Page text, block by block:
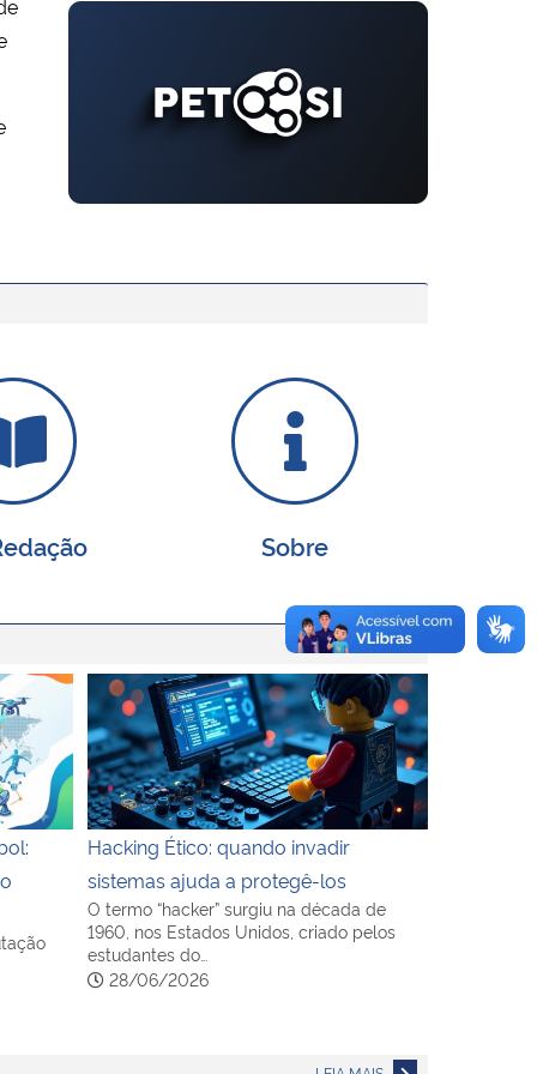
Sobre
Genealógicas de Nova Palma
tecnologias usadas na Copa do Mundo 2026
Hacking Ético: quando invadir sistemas ajuda a
Hacking Ético: quando invadir
sistemas ajuda a protegê-los
O termo “hacker” surgiu na década de
1960, nos Estados Unidos, criado pelos
estudantes do…
28/06/2026